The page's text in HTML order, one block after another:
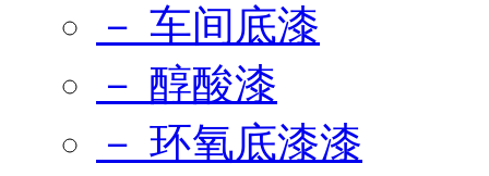
－ 车间底漆
－ 醇酸漆
－ 环氧底漆漆